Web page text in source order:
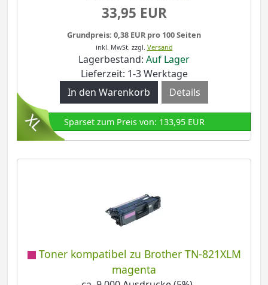
33,95 EUR
Grundpreis: 0,38 EUR pro 100 Seiten
inkl. MwSt. zzgl. Versand
Lagerbestand: Auf Lager
Lieferzeit: 1-3 Werktage
Details
Sparset zum Preis von: 133,95 EUR
Toner kompatibel zu Brother TN-821XLM
magenta